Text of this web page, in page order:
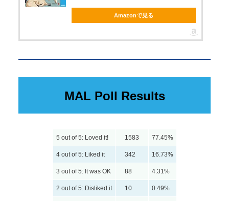
Amazonで見る
MAL Poll Results
5 out of 5: Loved it! 1583 77.45%
4 out of 5: Liked it 342 16.73%
3 out of 5: It was OK 88 4.31%
2 out of 5: Disliked it 10 0.49%